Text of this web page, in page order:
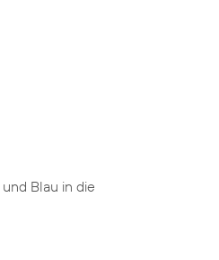
und Blau in die